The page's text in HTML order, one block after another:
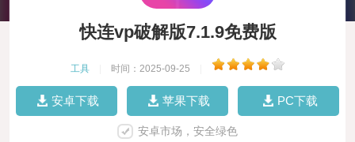
快连vp破解版7.1.9免费版
工具 时间：2025-09-25
安卓下载 苹果下载 PC下载
安卓市场，安全绿色